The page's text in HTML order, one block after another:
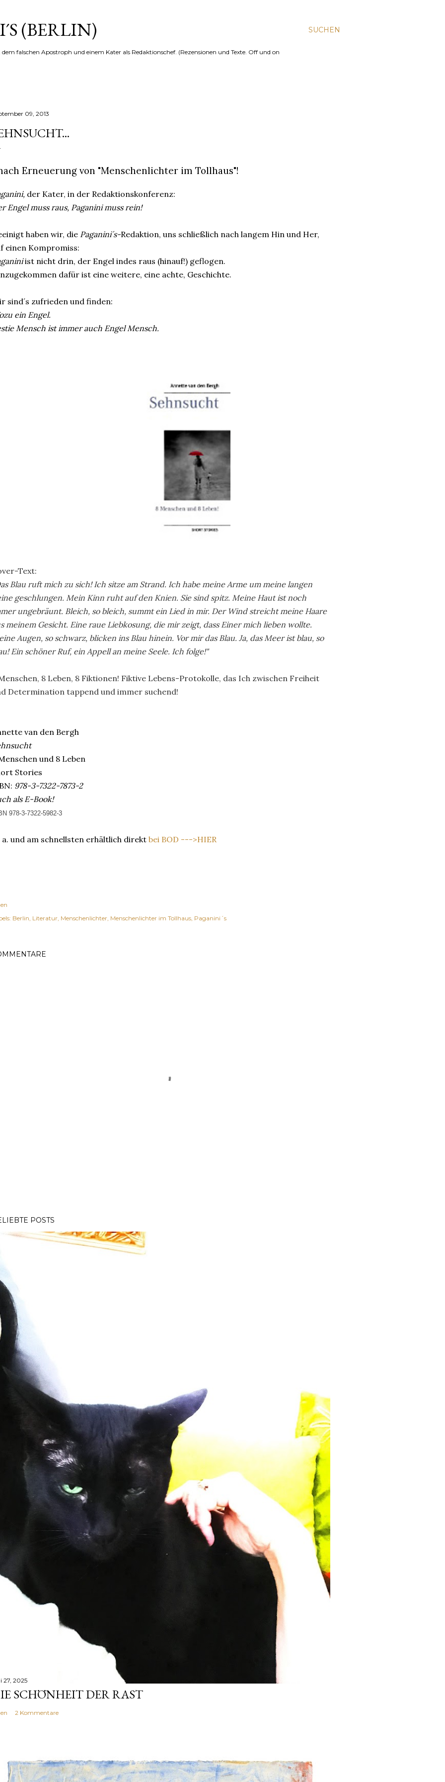
SUCHEN
(BERLIN)
falschen Apostroph und einem Kater als Redaktionschef. (Rezensionen und Texte. Off und on
09, 2013
Erneuerung von "Menschenlichter im Tollhaus"!
der Kater, in der Redaktionskonferenz:
Engel muss raus, Paganini muss rein!
haben wir, die Paganini´s-Redaktion, uns schließlich nach langem Hin und Her,
einen Kompromiss:
ist nicht drin, der Engel indes raus (hinauf!) geflogen.
dafür ist eine weitere, eine achte, Geschichte.
sind´s zufrieden und finden:
ein Engel.
Mensch ist immer auch Engel Mensch.
Text:
Blau ruft mich zu sich! Ich sitze am Strand. Ich habe meine Arme um meine langen
geschlungen. Mein Kinn ruht auf den Knien. Sie sind spitz. Meine Haut ist noch
ungebräunt. Bleich, so bleich, summt ein Lied in mir. Der Wind streicht meine Haare
meinem Gesicht. Eine raue Liebkosung, die mir zeigt, dass Einer mich lieben wollte.
Augen, so schwarz, blicken ins Blau hinein. Vor mir das Blau. Ja, das Meer ist blau, so
Ein schöner Ruf, ein Appell an meine Seele. Ich folge!"
8 Leben, 8 Fiktionen! Fiktive Lebens-Protokolle, das Ich zwischen Freiheit
Determination tappend und immer suchend!
van den Bergh
und 8 Leben
Stories
978-3-7322-7873-2
als E-Book!
978-3-7322-5982-3
a. und am schnellsten erhältlich direkt bei BOD --->HIER
Berlin Literatur Menschenlichter Menschenlichter im Tollhaus Paganini´s
POSTS
27, 2025
SCHÖNHEIT DER RAST
2 Kommentare